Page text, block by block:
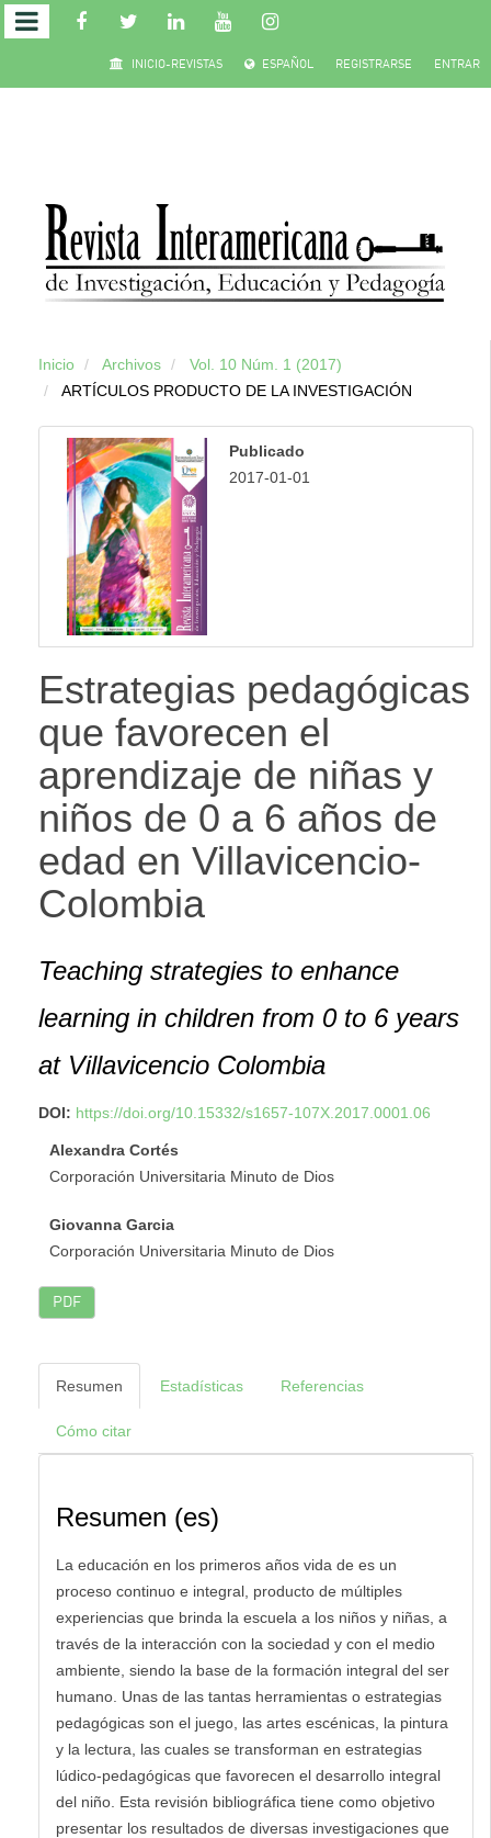
Salto
rápido
Navegación
principal
Contenido
principal
lateral
INICIO-REVISTAS ESPAÑOL REGISTRARSE ENTRAR
Inicio Archivos
Vol. 10 Núm. 1 (2017)
ARTÍCULOS PRODUCTO DE LA INVESTIGACIÓN
Publicado
2017-01-01
Estrategias pedagógicas
que favorecen el
aprendizaje de niñas y
niños de 0 a 6 años de
edad en Villavicencio-
Colombia
Teaching strategies to enhance
learning in children from 0 to 6 years
at Villavicencio Colombia
DOI: https://doi.org/10.15332/s1657-107X.2017.0001.06
Alexandra Cortés
Corporación Universitaria Minuto de Dios
Giovanna Garcia
Corporación Universitaria Minuto de Dios
PDF
Resumen Estadísticas Referencias
Cómo citar
Resumen (es)
La educación en los primeros años vida de es un
proceso continuo e integral, producto de múltiples
experiencias que brinda la escuela a los niños y niñas, a
través de la interacción con la sociedad y con el medio
ambiente, siendo la base de la formación integral del ser
humano. Unas de las tantas herramientas o estrategias
pedagógicas son el juego, las artes escénicas, la pintura
y la lectura, las cuales se transforman en estrategias
lúdico-pedagógicas que favorecen el desarrollo integral
del niño. Esta revisión bibliográfica tiene como objetivo
presentar los resultados de diversas investigaciones que